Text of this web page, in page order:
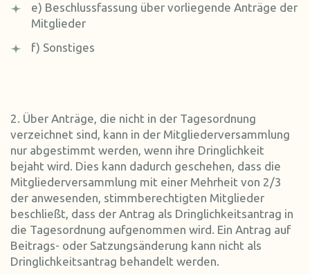
e) Beschlussfassung über vorliegende Anträge der
Mitglieder
f) Sonstiges
2. Über Anträge, die nicht in der Tagesordnung
verzeichnet sind, kann in der Mitgliederversammlung
nur abgestimmt werden, wenn ihre Dringlichkeit
bejaht wird. Dies kann dadurch geschehen, dass die
Mitgliederversammlung mit einer Mehrheit von 2/3
der anwesenden, stimmberechtigten Mitglieder
beschließt, dass der Antrag als Dringlichkeitsantrag in
die Tagesordnung aufgenommen wird. Ein Antrag auf
Beitrags- oder Satzungsänderung kann nicht als
Dringlichkeitsantrag behandelt werden.